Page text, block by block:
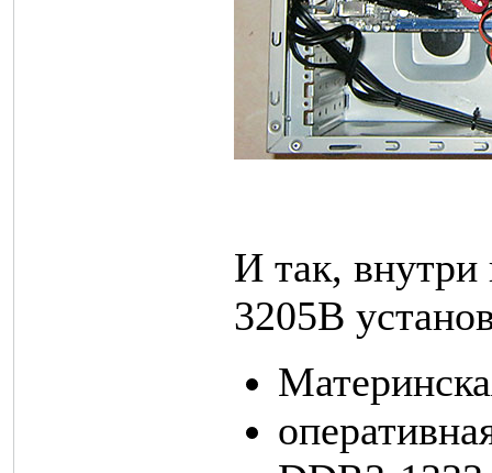
И так, внутри
3205B